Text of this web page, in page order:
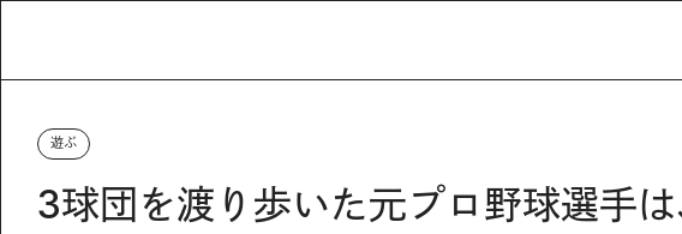
遊ぶ
3球団を渡り歩いた元プロ野球選手